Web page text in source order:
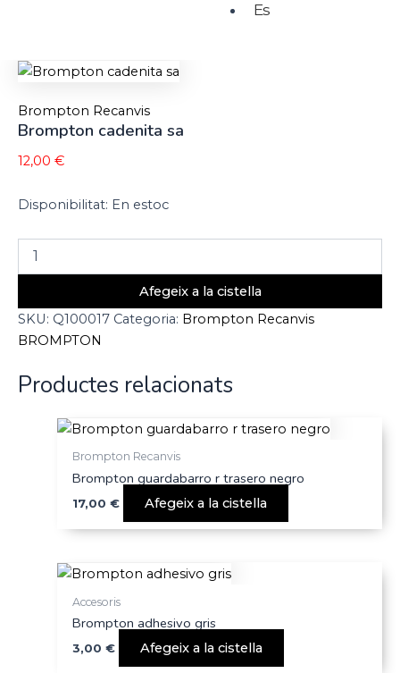
Es
Brompton Recanvis
Brompton cadenita sa
12,00 €
Disponibilitat: En estoc
Afegeix a la cistella
SKU: Q100017 Categoria: Brompton Recanvis
BROMPTON
Productes relacionats
Brompton Recanvis
Brompton guardabarro r trasero negro
17,00€ Afegeix a la cistella
Accesoris
Brompton adhesivo gris
3,00€ Afegeix a la cistella